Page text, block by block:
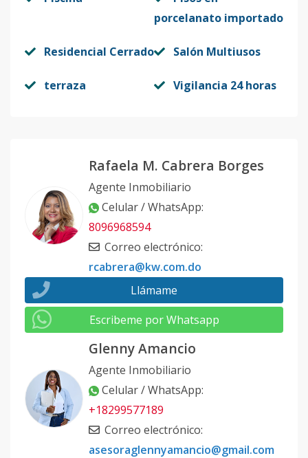
Código413180-1
porcelanato importado
Residencial Cerrado Salón Multiusos
terraza Vigilancia 24 horas
Rafaela M. Cabrera Borges
Agente Inmobiliario
Celular / WhatsApp:
8096968594
Correo electrónico:
rcabrera@kw.com.do
Llámame
Escribeme por Whatsapp
Glenny Amancio
Agente Inmobiliario
Celular / WhatsApp:
+18299577189
Correo electrónico:
asesoraglennyamancio@gmail.com